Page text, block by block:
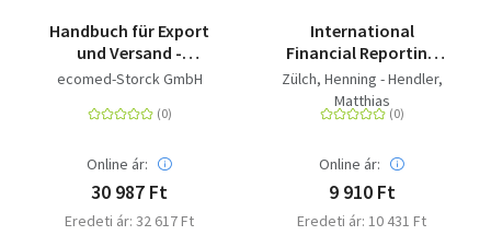
Handbuch für Export
und Versand -
Handbuch für Export
ecomed-Storck GmbH
Online ár:
30 987 Ft
Eredeti ár: 32 617 Ft
International
Financial Reporting
Standards (IFRS)
2025/2026 - IAS-
Verordnung,
und die von der EU
gebilligten Standards
und Interpretationen -
deutsche Texte
Zülch, Henning - Hendler,
Matthias
Online ár:
9 910 Ft
Eredeti ár: 10 431 Ft